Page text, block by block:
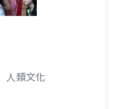
人類文化